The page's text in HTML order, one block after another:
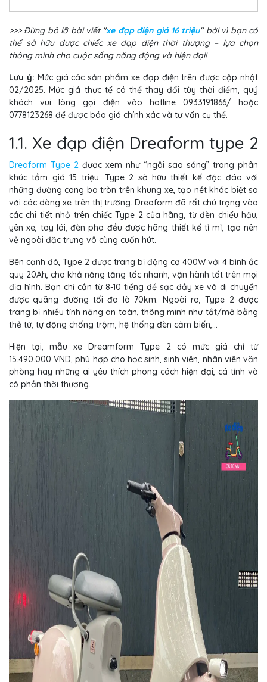
>>> Đừng bỏ lỡ bài viết "xe đạp điện giá 16 triệu" bởi vì bạn có
thể sở hữu được chiếc xe đạp điện thời thượng – lựa chọn
thông minh cho cuộc sống năng động và hiện đại!
Lưu ý: Mức giá các sản phẩm xe đạp điện trên được cập nhật
02/2025. Mức giá thực tế có thể thay đổi tùy thời điểm, quý
khách vui lòng gọi điện vào hotline 0933191866/ hoặc
0778123268 để được báo giá chính xác và tư vấn cụ thể.
1.1. Xe đạp điện Dreaform type 2
Dreaform Type 2 được xem như “ngôi sao sáng” trong phân
khúc tầm giá 15 triệu. Type 2 sở hữu thiết kế độc đáo với
những đường cong bo tròn trên khung xe, tạo nét khác biệt so
với các dòng xe trên thị trường. Dreaform đã rất chú trọng vào
các chi tiết nhỏ trên chiếc Type 2 của hãng, từ đèn chiếu hậu,
yên xe, tay lái, đèn pha đều được hãng thiết kế tỉ mỉ, tạo nên
vẻ ngoài đặc trưng vô cùng cuốn hút.
Bên cạnh đó, Type 2 được trang bị động cơ 400W với 4 bình ắc
quy 20Ah, cho khả năng tăng tốc nhanh, vận hành tốt trên mọi
địa hình. Bạn chỉ cần từ 8-10 tiếng để sạc đầy xe và di chuyển
được quãng đường tối đa là 70km. Ngoài ra, Type 2 được
trang bị nhiều tính năng an toàn, thông minh như tắt/mở bằng
thẻ từ, tự động chống trộm, hệ thống đèn cảm biến,...
Hiện tại, mẫu xe Dreamform Type 2 có mức giá chỉ từ
15.490.000 VND, phù hợp cho học sinh, sinh viên, nhân viên văn
phòng hay những ai yêu thích phong cách hiện đại, cá tính và
có phần thời thượng.